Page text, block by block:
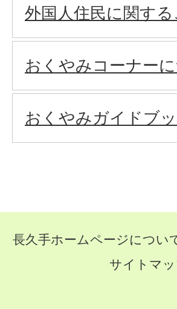
外国人住民に関する
おくやみコーナー
おくやみガイドブ
長久手ホームページについ
サイトマ